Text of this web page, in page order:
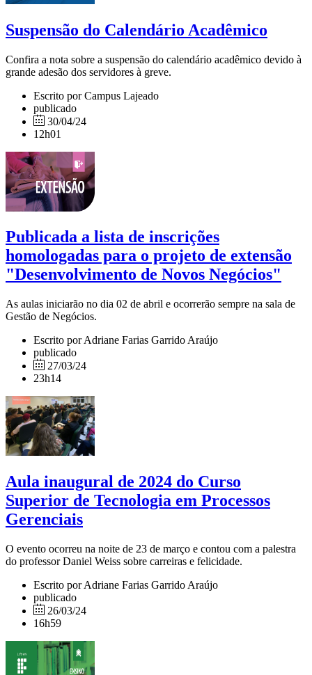
Suspensão do Calendário Acadêmico
Confira a nota sobre a suspensão do calendário acadêmico devido à
grande adesão dos servidores à greve.
Escrito por Campus Lajeado
publicado
30/04/24
12h01
Publicada a lista de inscrições
homologadas para o projeto de extensão
"Desenvolvimento de Novos Negócios"
As aulas iniciarão no dia 02 de abril e ocorrerão sempre na sala de
Gestão de Negócios.
Escrito por Adriane Farias Garrido Araújo
publicado
27/03/24
23h14
Aula inaugural de 2024 do Curso
Superior de Tecnologia em Processos
Gerenciais
O evento ocorreu na noite de 23 de março e contou com a palestra
do professor Daniel Weiss sobre carreiras e felicidade.
Escrito por Adriane Farias Garrido Araújo
publicado
26/03/24
16h59